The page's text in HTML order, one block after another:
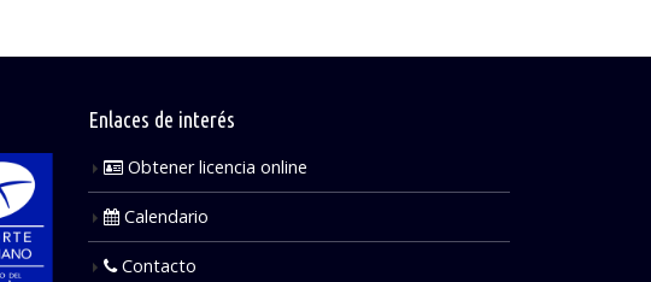
Enlaces de interés
Obtener licencia online
Calendario
Contacto